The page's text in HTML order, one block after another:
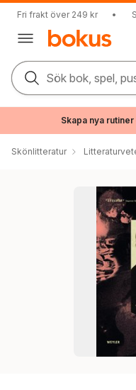
Fri frakt över 249 kr •
Sök bok, spel,
Skapa nya
Skönlitteratur